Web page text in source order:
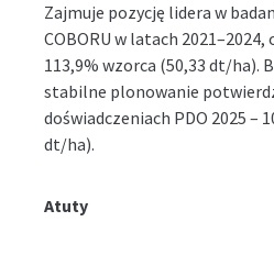
Zajmuje pozycję lidera w
COBORU w latach
113,9% wzorca (50,33 dt/ha).
stabilne plonowanie
doświadczeniach PDO 2025 –
dt/ha).
Atuty